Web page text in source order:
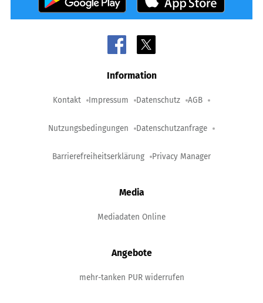
Information
Kontakt Impressum Datenschutz AGB
Nutzungsbedingungen Datenschutzanfrage
Barrierefreiheitserklärung Privacy Manager
Media
Mediadaten Online
Angebote
mehr-tanken PUR widerrufen